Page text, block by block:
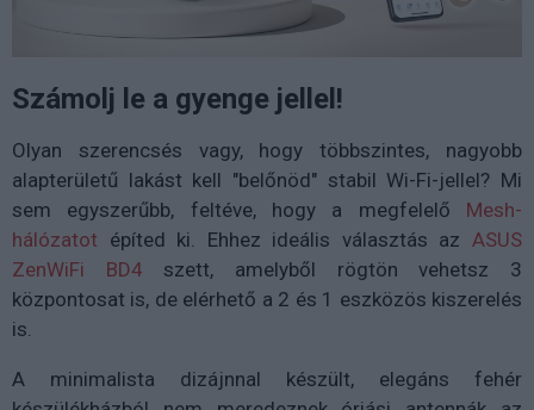
Számolj le a gyenge jellel!
Olyan szerencsés vagy, hogy többszintes, nagyobb
alapterületű lakást kell "belőnöd" stabil Wi-Fi-jellel? Mi
sem egyszerűbb, feltéve, hogy a megfelelő Mesh-
hálózatot építed ki. Ehhez ideális választás az ASUS
ZenWiFi BD4 szett, amelyből rögtön vehetsz 3
központosat is, de elérhető a 2 és 1 eszközös kiszerelés
is.
A minimalista dizájnnal készült, elegáns fehér